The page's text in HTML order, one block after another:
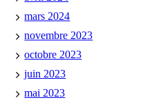
mars 2024
novembre 2023
octobre 2023
juin 2023
mai 2023